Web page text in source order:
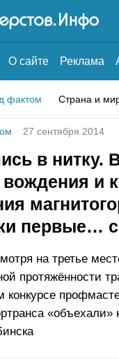
О сайте Реклама
фактом Страна и
27 сентября 2014
в нитку.
и
первые… с
на третье
протяжённости
конкурсе
«объехали»